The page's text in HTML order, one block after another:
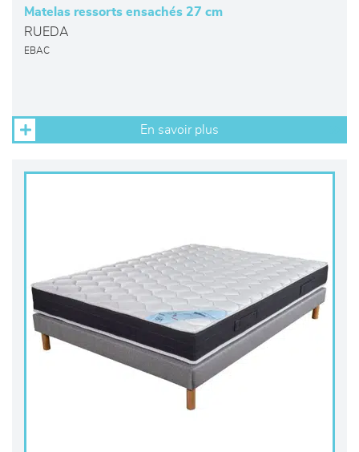
Matelas ressorts ensachés 27 cm
RUEDA
EBAC
En savoir plus